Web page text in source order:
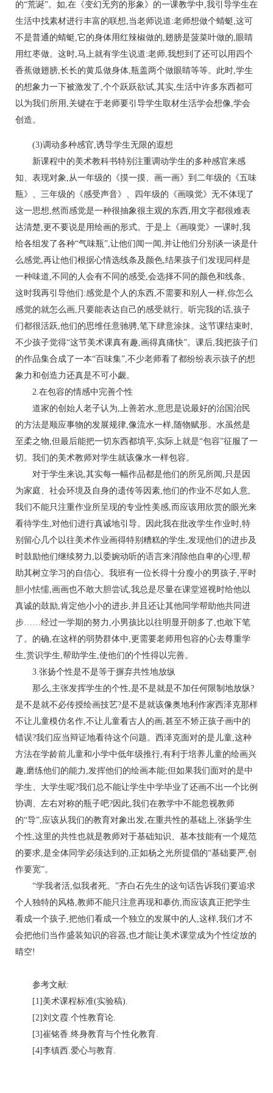
的“荒诞”。如,在《变幻无穷的形象》的一课教学中,我引导学生在
生活中找素材进行丰富的联想,当老师说道:老师想做个蜻蜓,这可
不是普通的蜻蜓,它的身体用红辣椒做的,翅膀是菠菜叶做的,眼睛
用红枣做。这时,马上就有学生说道:老师,我想到了还可以用四个
香蕉做翅膀,长长的黄瓜做身体,瓶盖两个做眼睛等等。此时,学生
的想象力一下被激发了,个个跃跃欲试,其实,生活中许多东西都可
以为我们所用,关键在于老师要引导学生取材生活学会想像,学会
创造。
(3)调动多种感官,诱导学生无限的遐想
新课程中的美术教科书特别注重调动学生的多种感官来感
知、表现对象,从一年级的《摸一摸、画一画》到二年级的《五味
瓶》、三年级的《感受声音》、四年级的《画嗅觉》无不体现了
这一思想,然而感觉是一种很抽象很主观的东西,用文字都很难表
达清楚,更不要说是用绘画的形式。于是上《画嗅觉》一课时,我
给各组发了各种“气味瓶”,让他们闻一闻,并让他们分别谈一谈是什
么感觉,再让他们根据心情选线条及颜色,结果孩子们发现同样是
一种味道,不同的人会有不同的感受,会选择不同的颜色和线条。
这时我再引导他们:感觉是个人的东西,不需要和别人一样,你怎么
感觉的就怎么画,只要能表达自己的感受就行。听完我的话,孩子
们都很活跃,他们的思维任意驰骋,笔下肆意涂抹。这节课结束时,
不少孩子觉得“这节美术课真有趣,画得真痛快”。课后,我把孩子们
的作品集合成了一本“百味集”,不少老师看了都纷纷表示孩子的想
象力和创造力还真是不可小觑。
2.在包容的情感中完善个性
道家的创始人老子认为,上善若水,意思是说最好的治国治民
的方法是顺应事物的发展规律,像流水一样,随物赋形。水虽然是
至柔之物,但最后能把一切东西都填平,实际上就是“包容”征服了一
切。我们的美术教师对学生就该像水一样包容。
对于学生来说,其实每一幅作品都是他们的所见所闻,只是因
为家庭、社会环境及自身的遗传等因素,他们的作业不尽如人意,
我们不能只注重作业所呈现的专业性美感,而应该用欣赏的眼光来
看待学生,对他们进行真诚地引导。因此我在批改学生作业时,特
别留心几个以往美术作业画得特别糟糕的学生,发现他们的进步及
时鼓励他们继续努力,以委婉动听的语言来消除他自卑的心理,帮
助其树立学习的自信心。我班有一位长得十分瘦小的男孩子,平时
胆小怯懦,画画也不敢大胆尝试,我总是尽量在课堂巡视时给他以
真诚的鼓励,肯定他小小的进步,并且还让其他同学帮助他共同进
步……经过一学期的努力,小男孩比以往明显开朗多了,也敢下笔
了。的确,在这样的弱势群体中,更需要老师用包容的心去尊重学
生,赏识学生,帮助学生,使他们的个性得以完善。
3.张扬个性是不是等于摒弃共性地放纵
那么,主张发挥学生的个性,是不是就是不加任何限制地放纵?
是不是就不必传授绘画技艺?是不是就该像奥地利作家西泽克那样
不让儿童模仿名作,不让儿童看古人的画,甚至不矫正孩子画中的
错误?我们应当辩证地看待这个问题。西泽克面对的是儿童,这种
方法在学龄前儿童和小学中低年级推行,有利于培养儿童的绘画兴
趣,磨练他们的能力,发挥他们的绘画本能;但如果我们面对的是中
学生、大学生呢?我们总不能让学生中学毕业了还画不出一个比例
协调、左右对称的瓶子吧?因此,我们在教学中不能忽视教师
的“导”,应该从我们的教育对象出发,在重共性的基础上,张扬学生
个性,这里的共性也就是教师对于基础知识、基本技能有一个规范
的要求,是全体同学必须达到的,正如杨之光所提倡的“基础要严,创
作要宽”。
“学我者活,似我者死。”齐白石先生的这句话告诉我们要追求
个人独特的风格,教师不能只注意再现和摹仿,而应该真正把学生
看成一个孩子,把他们看成一个独立的发展中的人,这样,我们才不
会把他们当作盛装知识的容器,也才能让美术课堂成为个性绽放的
晴空!
参考文献:
[1]美术课程标准(实验稿).
[2]刘文霞.个性教育论.
[3]崔铭香.终身教育与个性化教育.
[4]李镇西.爱心与教育.